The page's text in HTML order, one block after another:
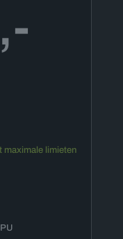
maximale limieten